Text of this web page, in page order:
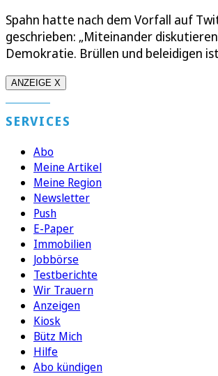
Spahn hatte nach dem Vorfall auf
geschrieben: „Miteinander
Demokratie. Brüllen und beleidigen
ANZEIGE X
SERVICES
Abo
Meine Artikel
Meine Region
Newsletter
Push
E-Paper
Immobilien
Jobbörse
Testberichte
Wir Trauern
Anzeigen
Kiosk
Bütz Mich
Hilfe
Abo kündigen